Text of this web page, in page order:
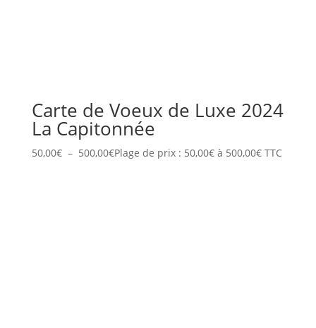
Carte de Voeux de Luxe 2024
La Capitonnée
50,00€ – 500,00€Plage de prix : 50,00€ à 500,00€ TTC